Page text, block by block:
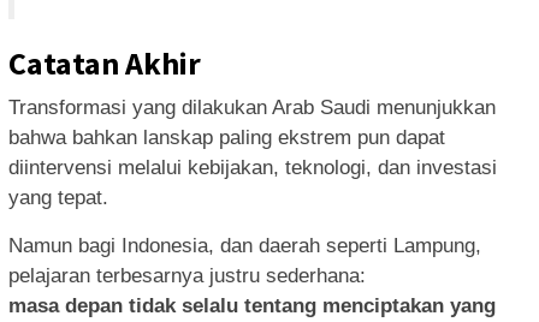
Catatan Akhir
Transformasi yang dilakukan Arab Saudi menunjukkan
bahwa bahkan lanskap paling ekstrem pun dapat
diintervensi melalui kebijakan, teknologi, dan investasi
yang tepat.
Namun bagi Indonesia, dan daerah seperti Lampung,
pelajaran terbesarnya justru sederhana:
masa depan tidak selalu tentang menciptakan yang